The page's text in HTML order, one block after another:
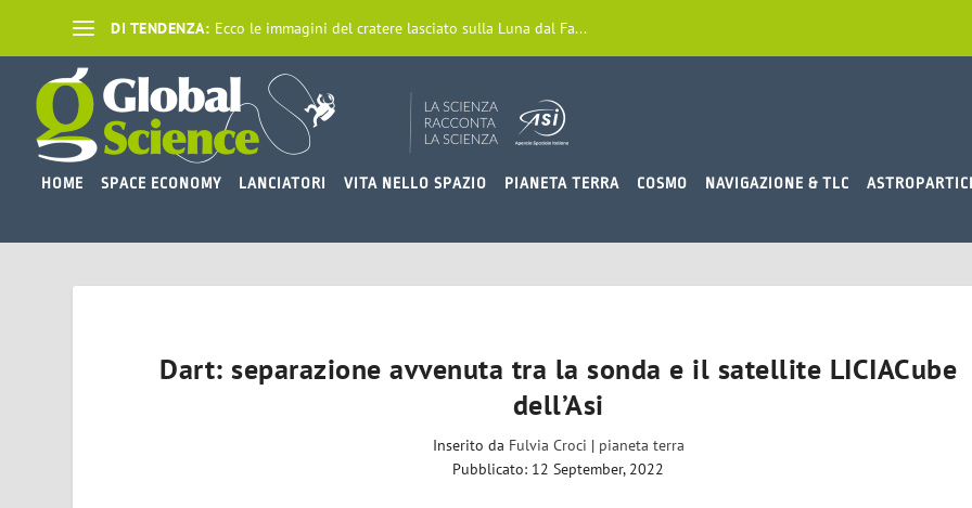
DI TENDENZA: Ecco le immagini del cratere lasciato sulla Luna dal Fa...
HOME SPACE ECONOMY LANCIATORI VITA NELLO SPAZIO PIANETA TERRA COSMO NAVIGAZIONE & TLC
Dart: separazione avvenuta tra la sonda e il satellite LICIACube
dell’Asi
Inserito da Fulvia Croci | pianeta terra
Pubblicato: 12 September, 2022